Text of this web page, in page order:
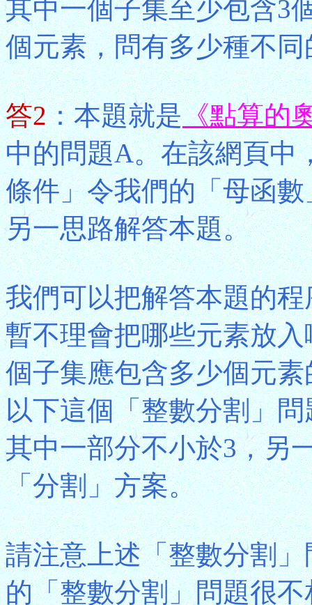
其中一個子集至少包含3
個元素，問有多少種不
答2：本題就是《點算的
中的問題A。在該網頁中
條件」令我們的「母函
另一思路解答本題。
我們可以把解答本題的
暫不理會把哪些元素放
個子集應包含多少個元
以下這個「整數分割」
其中一部分不小於3，另
「分割」方案。
請注意上述「整數分割
的「整數分割」問題很